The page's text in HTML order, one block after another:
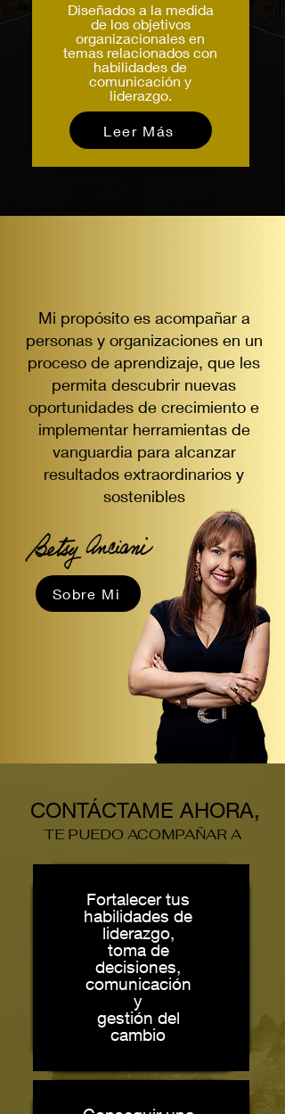
Diseñados a la medida
de los objetivos
organizacionales en
temas relacionados con
habilidades de
comunicación y
liderazgo.
Leer Más
Mi propósito es acompañar a
personas y organizaciones en un
proceso de aprendizaje, que les
permita descubrir nuevas
oportunidades de crecimiento e
implementar herramientas de
vanguardia para alcanzar
resultados extraordinarios y
sostenibles
Sobre Mi
CONTÁCTAME AHORA,
TE PUEDO ACOMPAÑAR A
Fortalecer tus
habilidades de
liderazgo,
toma de
decisiones,
comunicación
y
gestión del
cambio